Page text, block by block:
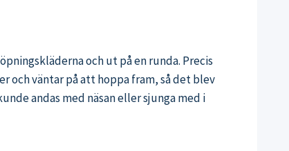
och ut på en runda. Precis
och väntar på att hoppa fram, så det blev
andas med näsan eller sjunga med i